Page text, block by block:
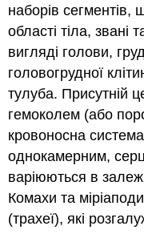
наборів
області тіла, звані
вигляді голови,
головогрудної
тулуба. Присутній
гемоколем (або
кровоносна
однокамерним,
варіюються в
Комахи та
(трахеї), які